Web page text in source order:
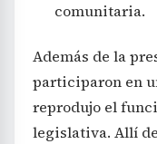
comunitaria.
Además de la
participaron en
reprodujo el
legislativa. Allí